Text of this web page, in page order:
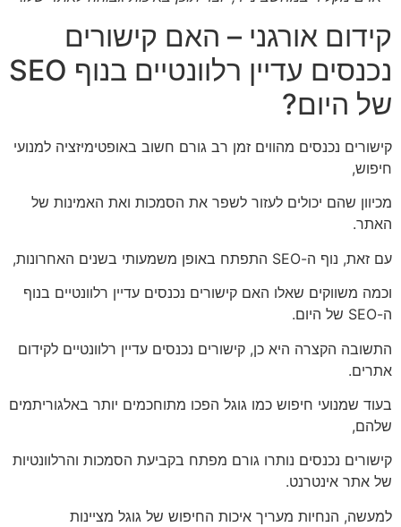
קידום אורגני – האם קישורים
נכנסים עדיין רלוונטיים בנוף SEO
של היום?
קישורים נכנסים מהווים זמן רב גורם חשוב באופטימיזציה למנועי
חיפוש,
מכיוון שהם יכולים לעזור לשפר את הסמכות ואת האמינות של
האתר.
עם זאת, נוף ה-SEO התפתח באופן משמעותי בשנים האחרונות,
וכמה משווקים שאלו האם קישורים נכנסים עדיין רלוונטיים בנוף
ה-SEO של היום.
התשובה הקצרה היא כן, קישורים נכנסים עדיין רלוונטיים לקידום
אתרים.
בעוד שמנועי חיפוש כמו גוגל הפכו מתוחכמים יותר באלגוריתמים
שלהם,
קישורים נכנסים נותרו גורם מפתח בקביעת הסמכות והרלוונטיות
של אתר אינטרנט.
למעשה, הנחיות מעריך איכות החיפוש של גוגל מציינות